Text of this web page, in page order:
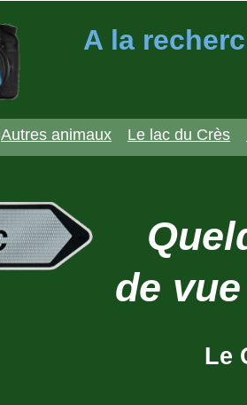
A la
Autres animaux Le lac du Crès
de
Le